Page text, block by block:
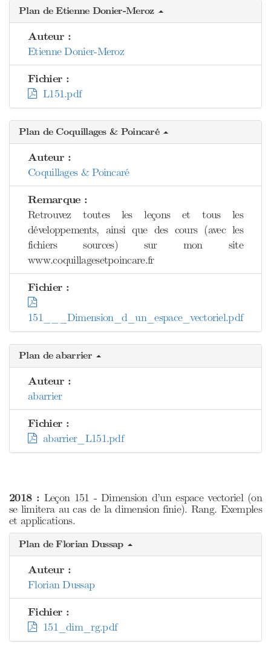
Plan de Etienne Donier-Meroz
Auteur :
Etienne Donier-Meroz
Fichier :
L151.pdf
Plan de Coquillages & Poincaré
Auteur :
Coquillages & Poincaré
Remarque :
Retrouvez toutes les leçons et tous les
développements, ainsi que des cours (avec les
fichiers sources) sur mon site
www.coquillagesetpoincare.fr
Fichier :
151___Dimension_d_un_espace_vectoriel.pdf
Plan de abarrier
Auteur :
abarrier
Fichier :
abarrier_L151.pdf
2018 : Leçon 151 - Dimension d’un espace vectoriel (on
se limitera au cas de la dimension finie). Rang. Exemples
et applications.
Plan de Florian Dussap
Auteur :
Florian Dussap
Fichier :
151_dim_rg.pdf